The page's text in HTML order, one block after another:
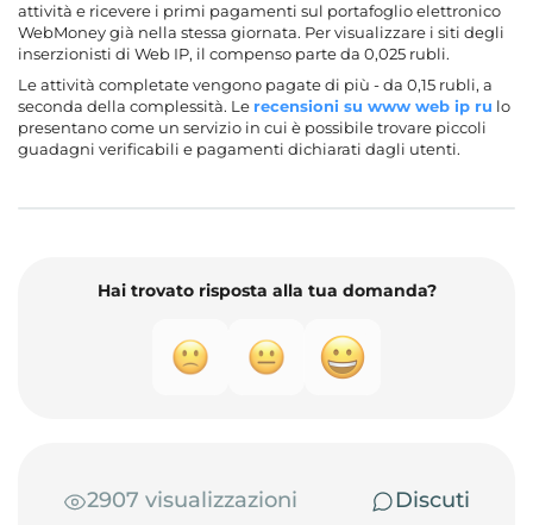
attività e ricevere i primi pagamenti sul portafoglio elettronico
WebMoney già nella stessa giornata. Per visualizzare i siti degli
inserzionisti di Web IP, il compenso parte da 0,025 rubli.
Le attività completate vengono pagate di più - da 0,15 rubli, a
seconda della complessità. Le recensioni su www web ip ru lo
presentano come un servizio in cui è possibile trovare piccoli
guadagni verificabili e pagamenti dichiarati dagli utenti.
Hai trovato risposta alla tua domanda?
2907 visualizzazioni
Discuti